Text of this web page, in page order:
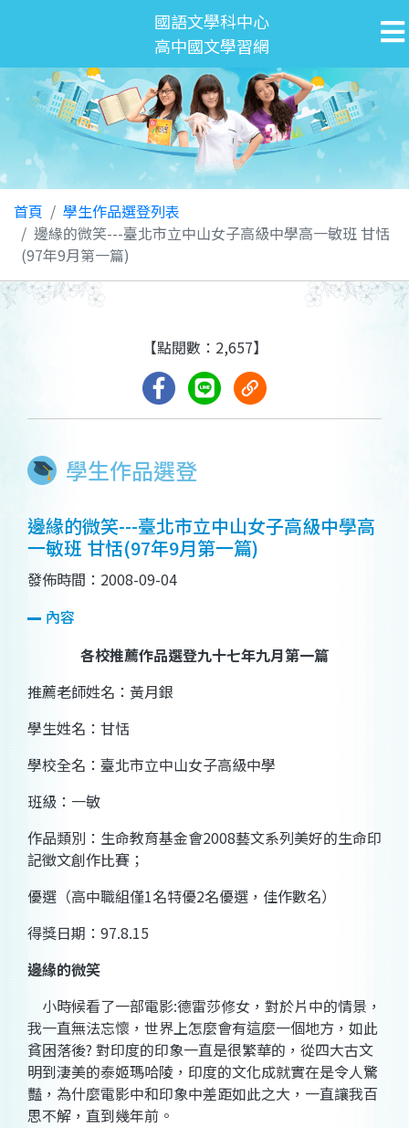
國語文學科中心
高中國文學習網
首頁
學生作品選登列表
邊緣的微笑---臺北市立中山女子高級中學高一敏班 甘恬
(97年9月第一篇)
學生作品選登
【點閱數：2,657】
邊緣的微笑---臺北市立中山女子高級中學高
一敏班 甘恬(97年9月第一篇)
發佈時間：2008-09-04
內容
各校推薦作品選登九十七年九月第一篇
推薦老師姓名：黃月銀
學生姓名：甘恬
學校全名：臺北市立中山女子高級中學
班級：一敏
作品類別：生命教育基金會2008藝文系列美好的生命印
記徵文創作比賽；
優選（高中職組僅1名特優2名優選，佳作數名）
得獎日期： 97.8.15
邊緣的微笑
小時候看了一部電影:德雷莎修女，對於片中的情景，
我一直無法忘懷，世界上怎麼會有這麼一個地方，如此
貧困落後? 對印度的印象一直是很繁華的，從四大古文
明到淒美的泰姬瑪哈陵，印度的文化成就實在是令人驚
豔，為什麼電影中和印象中差距如此之大，一直讓我百
思不解，直到幾年前。